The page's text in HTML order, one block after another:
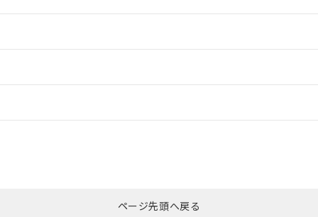
ダウンロードはこちらページ先頭へ戻る